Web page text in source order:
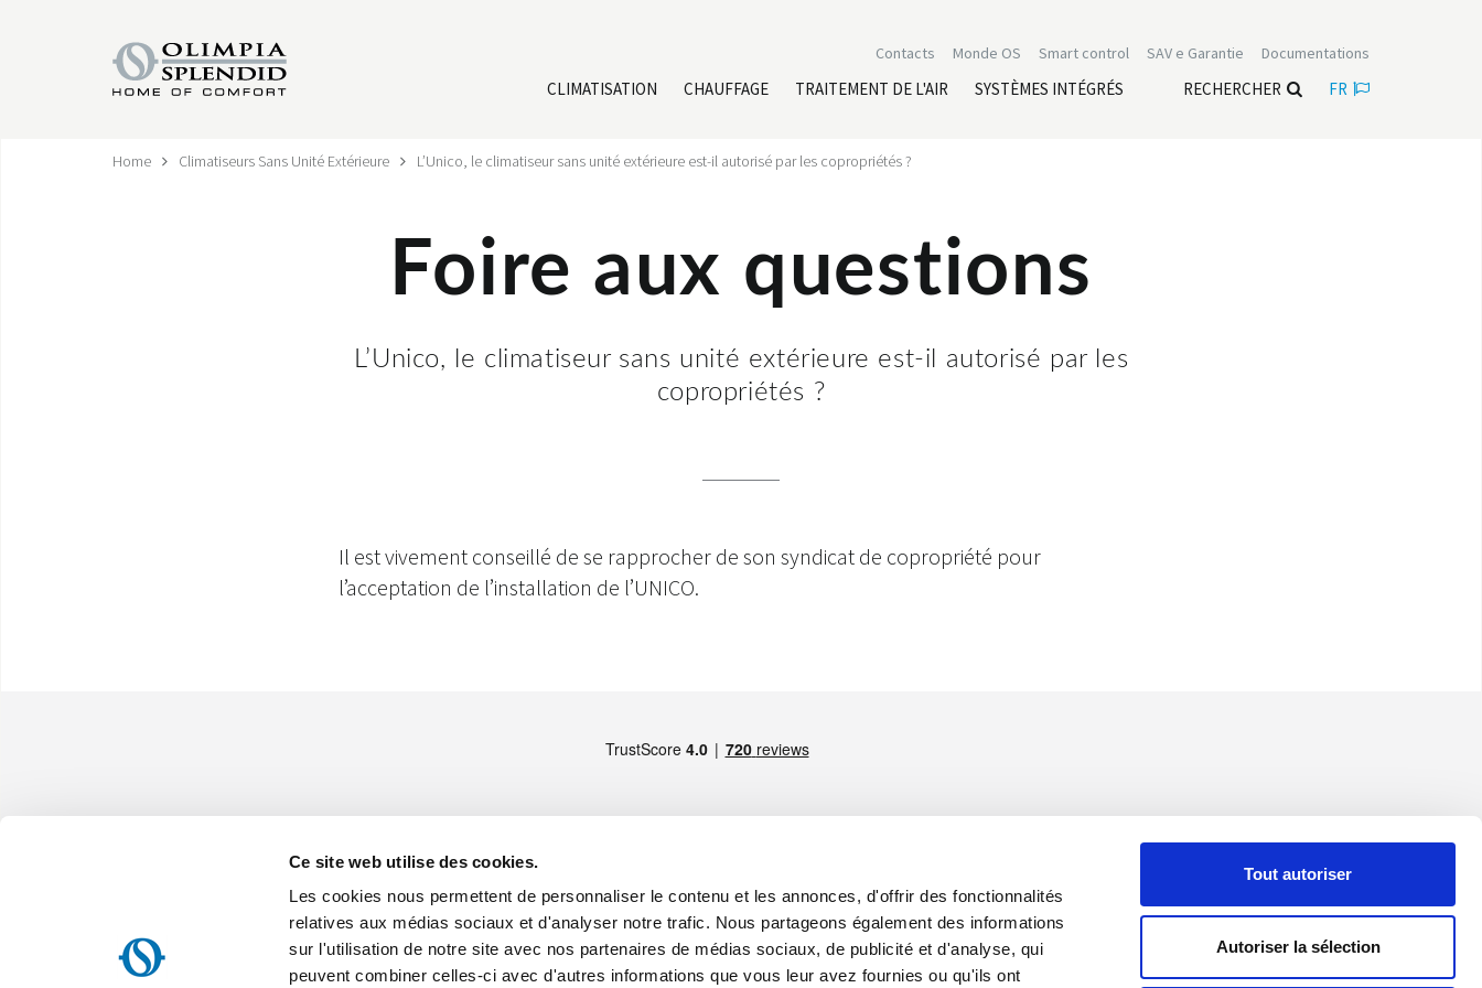
Ce site web utilise des cookies.
Les cookies nous permettent de personnaliser le contenu et les annonces, d'offrir des fonctionnalités
relatives aux médias sociaux et d'analyser notre trafic. Nous partageons également des informations
sur l'utilisation de notre site avec nos partenaires de médias sociaux, de publicité et d'analyse, qui
peuvent combiner celles-ci avec d'autres informations que vous leur avez fournies ou qu'ils ont
Tout autoriser
Autoriser la sélection
Documentations
SAV e Garantie
Smart control
Monde OS
Contacts
CLIMATISATION CHAUFFAGE TRAITEMENT DE L'AIR SYSTÈMES INTÉGRÉS RECHERCHER FR
Home Climatiseurs Sans Unité Extérieure L’Unico, le climatiseur sans unité extérieure est-il autorisé par les copropriétés ?
Foire aux questions
L’Unico, le climatiseur sans unité extérieure est-il autorisé par les
copropriétés ?
Il est vivement conseillé de se rapprocher de son syndicat de copropriété pour
l’acceptation de l’installation de l’UNICO.
Olimpia Splendid France S.A.R.L.
49bis avenue de l’Europe, Parc de la Malnoue - 77184 Émerainville Paris - Maps
France Sarl au capital de 100 000 € - Siret : 524 385 374 00029
RCS 524 385 374 à Meaux - N° TVA : FR46 524 385 374
Home
Plan du site
MEMBRE DE